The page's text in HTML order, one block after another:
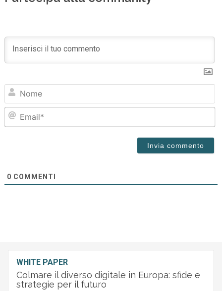
0 COMMENTI
WHITE PAPER
Colmare il diverso digitale in Europa: sfide e
strategie per il futuro